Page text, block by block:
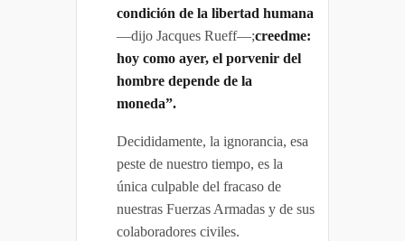
condición de la libertad humana
—dijo Jacques Rueff—;creedme:
hoy como ayer, el porvenir del
hombre depende de la
moneda”.
Decididamente, la ignorancia, esa
peste de nuestro tiempo, es la
única culpable del fracaso de
nuestras Fuerzas Armadas y de sus
colaboradores civiles.